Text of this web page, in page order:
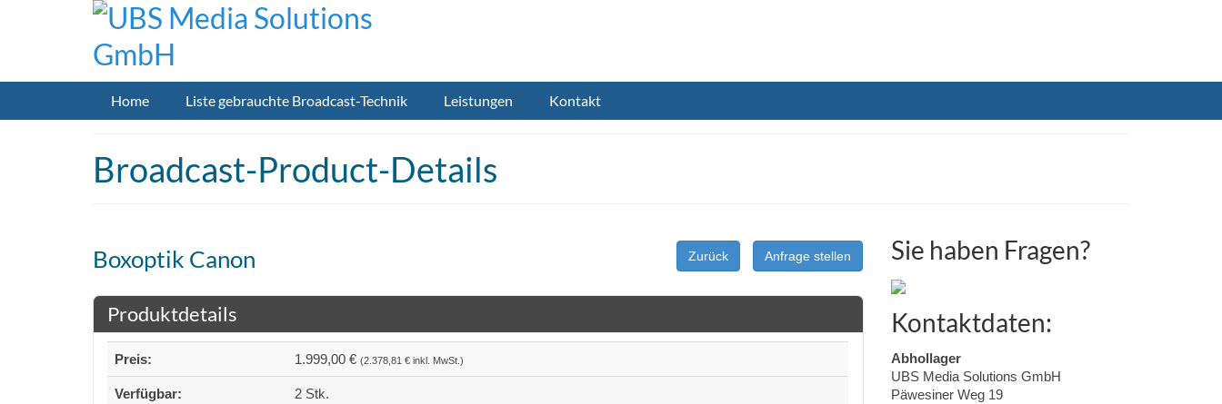
Home Liste gebrauchte Broadcast-Technik Leistungen Kontakt
Broadcast-Product-Details
Boxoptik Canon Zurück Anfrage stellen
Produktdetails
Preis: 1.999,00 € (2.378,81 € inkl. MwSt.)
Verfügbar: 2 Stk.
Sie haben Fragen?
Kontaktdaten:
Abhollager
UBS Media Solutions GmbH
Päwesiner Weg 19